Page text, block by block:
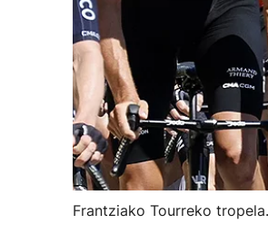
Frantziako Tourreko